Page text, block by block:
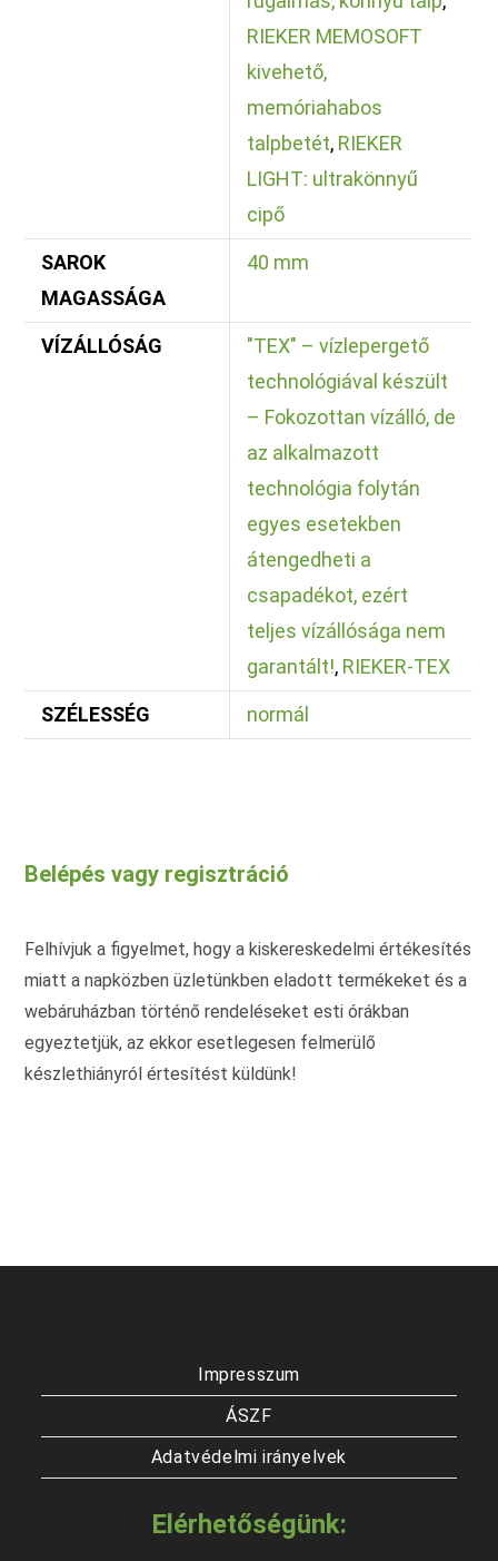
RIEKER MEMOSOFT
kivehető,
memóriahabos
talpbetét, RIEKER
LIGHT: ultrakönnyű
cipő
SAROK
MAGASSÁGA
40 mm
VÍZÁLLÓSÁG
"TEX" – vízlepergető
technológiával készült
– Fokozottan vízálló, de
az alkalmazott
technológia folytán
egyes esetekben
átengedheti a
csapadékot, ezért
teljes vízállósága nem
garantált!, RIEKER-TEX
SZÉLESSÉG normál
Belépés vagy regisztráció
Felhívjuk a figyelmet, hogy a kiskereskedelmi értékesítés
miatt a napközben üzletünkben eladott termékeket és a
webáruházban történő rendeléseket esti órákban
egyeztetjük, az ekkor esetlegesen felmerülő
készlethiányról értesítést küldünk!
Impresszum
ÁSZF
Adatvédelmi irányelvek
Elérhetőségünk: